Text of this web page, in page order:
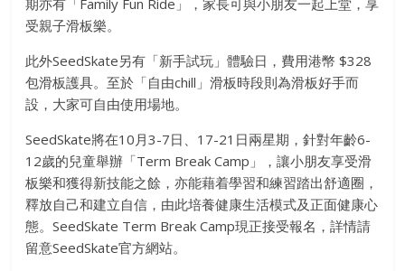
受親子滑板樂。
此外SeedSkate另有「新手試玩」體驗日，費用港幣 $328
包滑板護具。至於「自由chill」滑板時段則為滑板好手而
設，大家可自由使用場地。
SeedSkate將在10月3-7日、17-21日兩星期，針對年齡6-
12歲的兒童舉辦「Term Break Camp」，讓小朋友享受滑
板樂和獲得新技能之餘，亦能藉着學習和練習踏出舒適圈，
釋放自己和建立自信，由此培養健康生活模式及正面健康心
態。SeedSkate Term Break Camp現正接受報名，詳情請
留意SeedSkate官方網站。